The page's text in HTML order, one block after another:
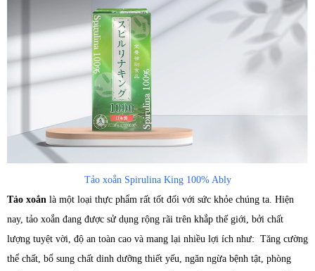
Tảo xoắn Spirulina King 100% Ably
Tảo xoắn là một loại thực phẩm rất tốt đối với sức khỏe chúng ta. Hiện
nay, tảo xoắn đang được sử dụng rộng rãi trên khắp thế giới, bởi chất
lượng tuyệt vời, độ an toàn cao và mang lại nhiều lợi ích như: Tăng cường
thể chất, bổ sung chất dinh dưỡng thiết yếu, ngăn ngừa bệnh tật, phòng